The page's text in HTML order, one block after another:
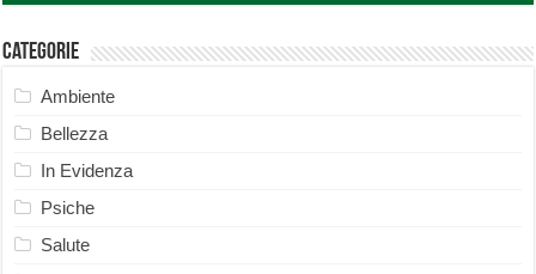
Categorie
Ambiente
Bellezza
In Evidenza
Psiche
Salute